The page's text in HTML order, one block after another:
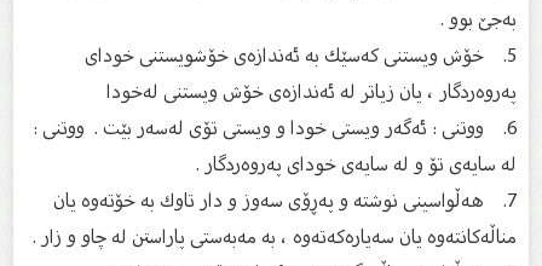
بەجێ‌ بوو .
5. خۆش ویستنی كەسێك بە ئەندازەی خۆشویستنی خودای
پەروەردگار ، یان زیاتر لە ئەندازەی خۆش ویستنی لەخودا
6. ووتنی : ئەگەر ویستی خودا و ویستی تۆی لەسەر بێت . ووتنی :
لە سایەی تۆ و لە سایەی خودای پەروەردگار .
7. هەڵواسینی نوشتە و پەڕۆی سەوز و دار تاوك بە خۆتەوە یان
مناڵەكانتەوە یان سەیارەكەتەوە ، بە مەبەستی پاراستن لە چاو و زار .